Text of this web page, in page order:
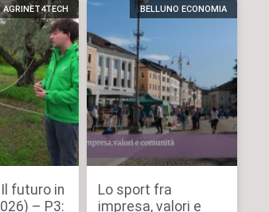
AGRINET4TECH
futuro in
– P3:
BELLUNO ECONOMIA
Lo sport fra
impresa, valori e